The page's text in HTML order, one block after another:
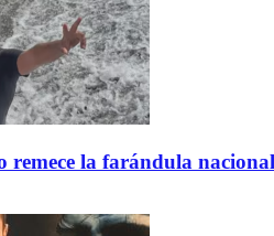
remece la farándula